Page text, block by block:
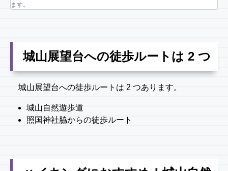
ます。
城山展望台への徒歩ルートは 2 つ
城山展望台への徒歩ルートは 2 つあります。
城山自然遊歩道
照国神社脇からの徒歩ルート